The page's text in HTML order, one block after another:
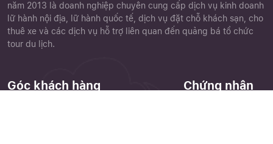
năm 2013 là doanh nghiệp chuyên cung cấp dịch vụ kinh doanh
lữ hành nội địa, lữ hành quốc tế, dịch vụ đặt chỗ khách sạn, cho
thuê xe và các dịch vụ hỗ trợ liên quan đến quảng bá tổ chức
tour du lịch.
Góc khách hàng Chứng nhận